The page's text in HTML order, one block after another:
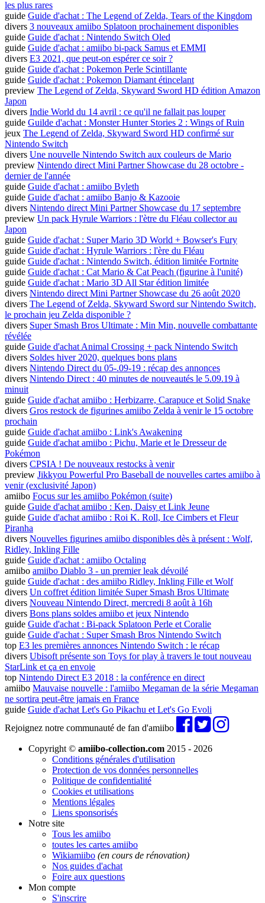
les plus rares
guide Guide d'achat : The Legend of Zelda, Tears of the Kingdom
divers 3 nouveaux amiibo Splatoon prochainement disponibles
guide Guide d'achat : Nintendo Switch Oled
guide Guide d'achat : amiibo bi-pack Samus et EMMI
divers E3 2021, que peut-on espérer ce soir ?
guide Guide d'achat : Pokemon Perle Scintillante
guide Guide d'achat : Pokemon Diamant étincelant
preview The Legend of Zelda, Skyward Sword HD édition Amazon
Japon
divers Indie World du 14 avril : ce qu'il ne fallait pas louper
guide Guilde d'achat : Monster Hunter Stories 2 : Wings of Ruin
jeux The Legend of Zelda, Skyward Sword HD confirmé sur
Nintendo Switch
divers Une nouvelle Nintendo Switch aux couleurs de Mario
preview Nintendo direct Mini Partner Showcase du 28 octobre -
dernier de l'année
guide Guide d'achat : amiibo Byleth
guide Guide d'achat : amiibo Banjo & Kazooie
divers Nintendo direct Mini Partner Showcase du 17 septembre
preview Un pack Hyrule Warriors : l'ètre du Fléau collector au
Japon
guide Guide d'achat : Super Mario 3D World + Bowser's Fury
guide Guide d'achat : Hyrule Warriors : l'ère du Fléau
guide Guide d'achat : Nintendo Switch, édition limitée Fortnite
guide Guide d'achat : Cat Mario & Cat Peach (figurine à l'unité)
guide Guide d'achat : Mario 3D All Star édition limitée
divers Nintendo direct Mini Partner Showcase du 26 août 2020
divers The Legend of Zelda, Skyward Sword sur Nintendo Switch,
le prochain jeu Zelda disponible ?
divers Super Smash Bros Ultimate : Min Min, nouvelle combattante
révélée
guide Guide d'achat Animal Crossing + pack Nintendo Switch
divers Soldes hiver 2020, quelques bons plans
divers Nintendo Direct du 05-.09-19 : récap des annonces
divers Nintendo Direct : 40 minutes de nouveautés le 5.09.19 à
minuit
guide Guide d'achat amiibo : Herbizarre, Carapuce et Solid Snake
divers Gros restock de figurines amiibo Zelda à venir le 15 octobre
prochain
guide Guide d'achat amiibo : Link's Awakening
guide Guide d'achat amiibo : Pichu, Marie et le Dresseur de
Pokémon
divers CPSIA ! De nouveaux restocks à venir
preview Jikkyou Powerful Pro Baseball de nouvelles cartes amiibo à
venir (exclusivité Japon)
amiibo Focus sur les amiibo Pokémon (suite)
guide Guide d'achat amiibo : Ken, Daisy et Link Jeune
guide Guide d'achat amiibo : Roi K. Roll, Ice Cimbers et Fleur
Piranha
divers Nouvelles figurines amiibo disponibles dès à présent : Wolf,
Ridley, Inkling Fille
guide Guide d'achat : amiibo Octaling
amiibo amiibo Diablo 3 - un premier leak dévoilé
guide Guide d'achat : des amiibo Ridley, Inkling Fille et Wolf
divers Un coffret édition limitée Super Smash Bros Ultimate
divers Nouveau Nintendo Direct, mercredi 8 août à 16h
divers Bons plans soldes amiibo et jeux Nintendo
guide Guide d'achat : Bi-pack Splatoon Perle et Coralie
guide Guide d'achat : Super Smash Bros Nintendo Switch
top E3 les premières annonces Nintendo Switch : le récap
divers Ubisoft présente son Toys for play à travers le tout nouveau
StarLink et ça en envoie
top Nintendo Direct E3 2018 : la conférence en direct
amiibo Mauvaise nouvelle : l'amiibo Megaman de la série Megaman
ne sortira peut-être jamais en France
guide Guide d'achat Let's Go Pikachu et Let's Go Evoli
Rejoignez notre communauté de fan d'amiibo
Copyright © amiibo-collection.com 2015 - 2026
Conditions générales d'utilisation
Protection de vos données personnelles
Politique de confidentialité
Cookies et utilisations
Mentions légales
Liens sponsorisés
Notre site
Tous les amiibo
toutes les cartes amiibo
Wikiamiibo (en cours de rénovation)
Nos guides d'achat
Foire aux questions
Mon compte
S'inscrire